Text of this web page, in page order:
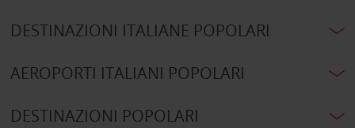
DESTINAZIONI ITALIANE POPOLARI
AEROPORTI ITALIANI POPOLARI
DESTINAZIONI POPOLARI